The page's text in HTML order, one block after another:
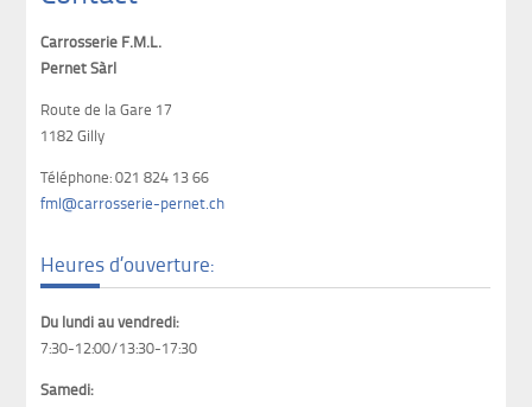
Carrosserie F.M.L.
Pernet Sàrl
Route de la Gare 17
1182 Gilly
Téléphone: 021 824 13 66
fml@carrosserie-pernet.ch
Heures d’ouverture:
Du lundi au vendredi:
7:30-12:00/13:30-17:30
Samedi: